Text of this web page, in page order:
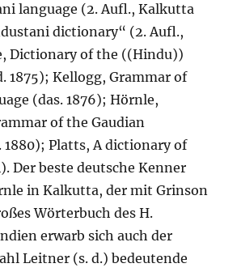
language (2. Aufl., Kalkutta
dictionary“ (2. Aufl.,
Dictionary of the ((Hindu))
1875); Kellogg, Grammar of
(das. 1876); Hörnle,
of the Gaudian
1880); Platts, A dictionary of
Der beste deutsche Kenner
in Kalkutta, der mit Grinson
Wörterbuch des H.
erwarb sich auch der
Leitner (s. d.) bedeutende